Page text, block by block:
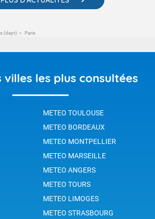
(dept) Paris
villes les plus consultées
METEO TOULOUSE
METEO BORDEAUX
METEO MONTPELLIER
METEO MARSEILLE
METEO ANGERS
METEO TOURS
METEO LIMOGES
METEO STRASBOURG